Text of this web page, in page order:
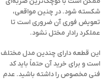
شکسته شود. در چنین مواقعی،
تعویض فوری آن ضروری است تا
عملکرد رادار مختل نشود.
این قطعه دارای چندین مدل مختلف
است و برای خرید آن حتماً باید کد
فنی مخصوص را داشته باشید. عدم